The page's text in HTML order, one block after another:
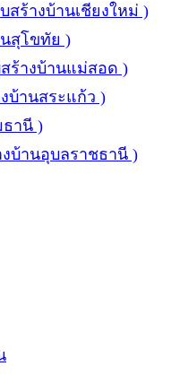
สร้างบ้านเชียงใหม่ )
นสุโขทัย )
ร้างบ้านแม่สอด )
บ้านสระแก้ว )
ธานี )
งบ้านอุบลราชธานี )